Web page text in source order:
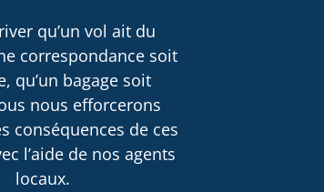
qu’un vol ait du
correspondance soit
qu’un bagage soit
nous efforcerons
conséquences de ces
l’aide de nos agents
locaux.